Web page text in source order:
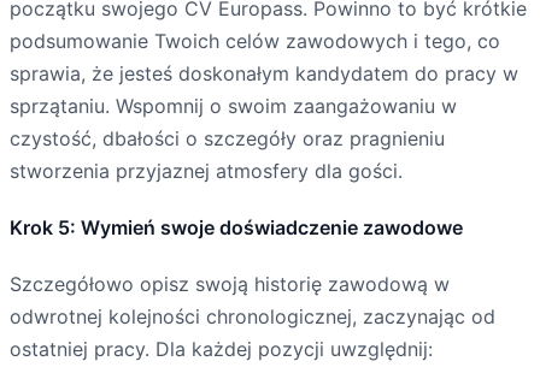
początku swojego CV Europass. Powinno to być krótkie
podsumowanie Twoich celów zawodowych i tego, co
sprawia, że jesteś doskonałym kandydatem do pracy w
sprzątaniu. Wspomnij o swoim zaangażowaniu w
czystość, dbałości o szczegóły oraz pragnieniu
stworzenia przyjaznej atmosfery dla gości.
Krok 5: Wymień swoje doświadczenie zawodowe
Szczegółowo opisz swoją historię zawodową w
odwrotnej kolejności chronologicznej, zaczynając od
ostatniej pracy. Dla każdej pozycji uwzględnij: